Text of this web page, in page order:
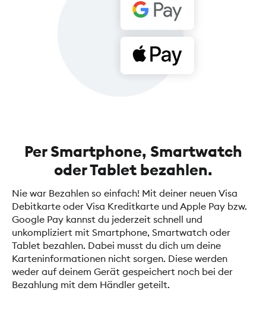
Per Smartphone, Smartwatch
oder Tablet bezahlen.
Nie war Bezahlen so einfach! Mit deiner neuen Visa
Debitkarte oder Visa Kreditkarte und Apple Pay bzw.
Google Pay kannst du jederzeit schnell und
unkompliziert mit Smartphone, Smartwatch oder
Tablet bezahlen. Dabei musst du dich um deine
Karteninformationen nicht sorgen. Diese werden
weder auf deinem Gerät gespeichert noch bei der
Bezahlung mit dem Händler geteilt.